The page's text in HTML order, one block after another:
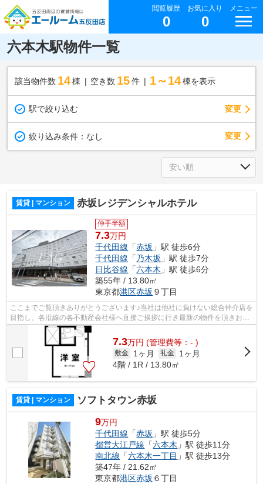
閲覧履歴
0
お気に入り
0
メニュー
六本木駅物件一覧
該当物件数 14棟 空き数 15 件 1～14 棟を表示
駅で絞り込む 変更
絞り込み条件： なし 変更
賃貸 | マンション 赤坂レジデンシャルホテル
仲手半額
7.3万円
千代田線 「赤坂 」駅 徒歩6分
千代田線 「 乃木坂 」駅 徒歩7分
日比谷線 「六本木 」駅 徒歩6分
築55年 / 13.80㎡
東京都港区赤坂 ９丁目
ここまでご覧頂きありがとうございます♪当社は他社に負けない総合仲介店を
目指し、各沿線の各不動産会社様へ直接ご挨拶に行き最新の物件を頂きお客
様へ提供しております！最新の情報は...
7.3万円 (管理費等：- )
敷金 1ヶ月 礼金
1ヶ月
4階 / 1R / 13.80㎡
賃貸 | マンション ソフトタウン赤坂
9万円
千代田線 「赤坂 」駅 徒歩5分
都営大江戸線 「六本木 」駅 徒歩11分
南北線 「六本木一丁目 」駅 徒歩13分
築47年 / 21.62㎡
東京都港区赤坂 ６丁目